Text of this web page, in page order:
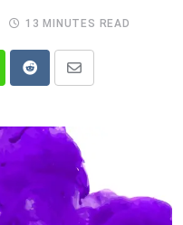
13 MINUTES READ
RedditShare